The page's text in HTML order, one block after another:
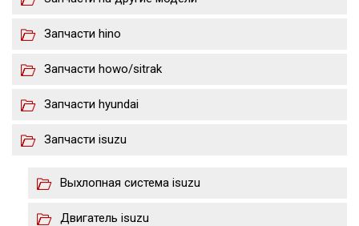
Запчасти hino
Запчасти howo/sitrak
Запчасти hyundai
Запчасти isuzu
Выхлопная система isuzu
Двигатель isuzu